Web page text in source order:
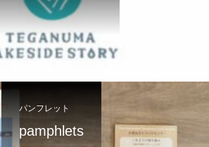
パンフレット
pamphlets